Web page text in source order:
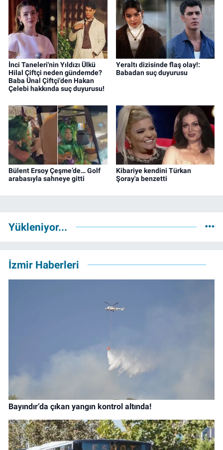
İnci Taneleri'nin Yıldızı Ülkü
Hilal Çiftçi neden gündemde?
Baba Ünal Çiftçi'den Hakan
Çelebi hakkında suç duyurusu!
Yeraltı dizisinde flaş olay!:
Babadan suç duyurusu
Bülent Ersoy Çeşme’de… Golf
arabasıyla sahneye gitti
Kibariye kendini Türkan
Şoray'a benzetti
Yükleniyor...
İzmir Haberleri
Bayındır’da çıkan yangın kontrol altında!